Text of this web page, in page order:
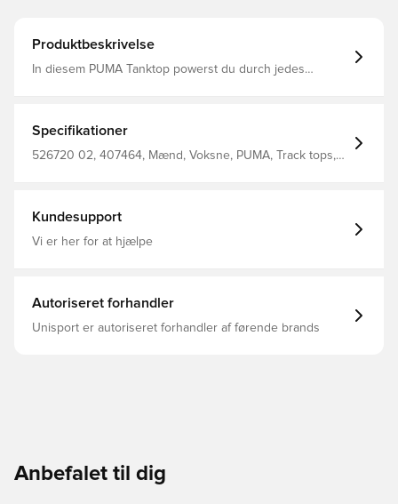
Produktbeskrivelse
In diesem PUMA Tanktop powerst du durch jedes
Flatlock-Nähte für weniger Reibung. Regular Fit Single
Jersey-Material Reguläre Länge Rundhalsausschnitt
Ärmellos PUMA Branding-Details
Specifikationer
526720 02, 407464, Mænd, Voksne, PUMA, Track tops,
Kundesupport
Vi er her for at hjælpe
Autoriseret forhandler
Unisport er autoriseret forhandler af førende brands
Anbefalet til dig